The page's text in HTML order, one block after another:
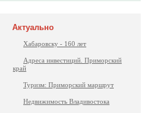
Актуально
Хабаровску - 160 лет
Адреса инвестиций. Приморский
край
Туризм: Приморский маршрут
Недвижимость Владивостока